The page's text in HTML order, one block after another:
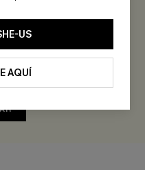
Reseñar
US
AQUÍ